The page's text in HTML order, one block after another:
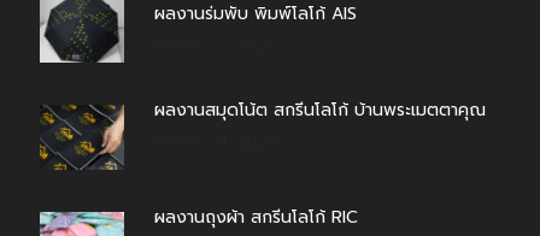
ผลงานร่มพับ พิมพ์โลโก้ AIS
ผลงานสมุดโน้ต สกรีนโลโก้ บ้านพระเมตตาคุณ
ผลงานถุงผ้า สกรีนโลโก้ RIC